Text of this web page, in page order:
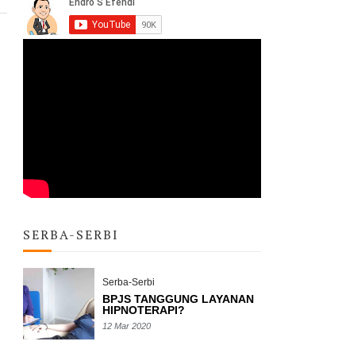
SERBA-SERBI
Serba-Serbi
BPJS TANGGUNG LAYANAN
HIPNOTERAPI?
12 Mar 2020